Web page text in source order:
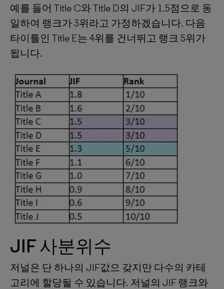
예를 들어 Title C와 Title D의 JIF가 1.5점으로 동
일하여 랭크가 3위라고 가정하겠습니다. 다음
타이틀인 Title E는 4위를 건너뛰고 랭크 5위가
됩니다.
JIF 사분위수
저널은 단 하나의 JIF값으 갖지만 다수의 카테
고리에 할당될 수 있습니다. 저널의 JIF 랭크와